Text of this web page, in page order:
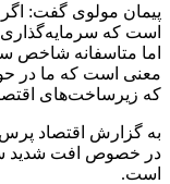
پیمان مولوی گفت:
است که
اما متاسفانه شاخص
معنی است که ما در
که زیرساخت‌های
به گزارش اقتصاد پرس؛
در خصوص افت شدید
است.